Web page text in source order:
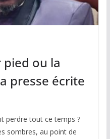
pied ou la
presse écrite
perdre tout ce temps ?
sombres, au point de